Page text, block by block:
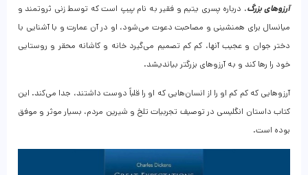
آرزوهای بزرگ، درباره پسری یتیم و فقیر به نامپیپ است که توسط زنی ثروتمند و
میانسال برای همنشینی و مصاحبت دعوت می‌شود، او در آن عمارت و با آشنایی با
دختر جوان و عجیب آنها، کم کم تصمیم می‌گیرد خانه و کاشانه محقر و روستایی
خود را رها کند و به آرزوهای بزرگتر بیاندیشد.
آرزوهایی که کم کم او را از انسان‌‌‌هایی که او را قلباً دوست داشتند، جدا می‌کند. این
کتاب داستان انگلیسی در توصیف تجربیات تلخ و شیرین مردم، بسیار موثر و موفق
بوده است.